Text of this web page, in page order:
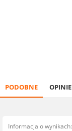
PODOBNE OPINIE
Informacja o